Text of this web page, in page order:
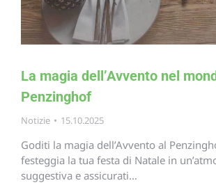
La magia dell’Avvento nel
Penzinghof
Notizie 15.10.2025
Goditi la magia dell’Avvento al
festeggia la tua festa di Natale in
suggestiva e assicurati…